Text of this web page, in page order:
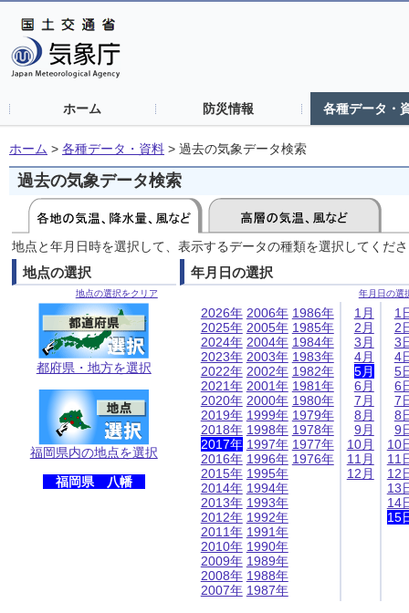
ホーム 防災情報 各種データ・
ホーム > 各種データ・資料 > 過去の気象データ検索
過去の気象データ検索
地点と年月日時を選択して、表示するデータの種類を選択してくだ
地点の選択
地点の選択をクリア
都府県・地方を選択
福岡県内の地点を選択
福岡県 八幡
年月日の選択
年月日の選
2026年
2025年
2024年
2023年
2022年
2021年
2020年
2019年
2018年
2017年
2016年
2015年
2014年
2013年
2012年
2011年
2010年
2009年
2008年
2007年
2006年
2005年
2004年
2003年
2002年
2001年
2000年
1999年
1998年
1997年
1996年
1995年
1994年
1993年
1992年
1991年
1990年
1989年
1988年
1987年
1986年
1985年
1984年
1983年
1982年
1981年
1980年
1979年
1978年
1977年
1976年
1月
2月
3月
4月
5月
6月
7月
8月
9月
10月
11月
12月
1
2
3
4
5
6
7
8
9
10
11
12
13
14
15